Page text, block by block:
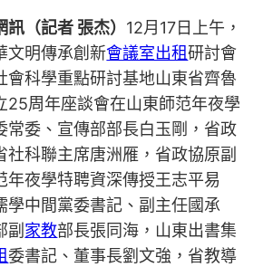
（記者 張杰） 12月17日上午，
文明傳承創新會議室出租研討會
會科學重點研討基地山東省齊魯
25周年座談會在山東師范年夜學
常委、宣傳部部長白玉剛，省政
社科聯主席唐洲雁，省政協原副
年夜學特聘資深傳授王志平易
學中間黨委書記、副主任國承
副 家教部長張同海，山東出書集
委書記、董事長劉文強，省教導